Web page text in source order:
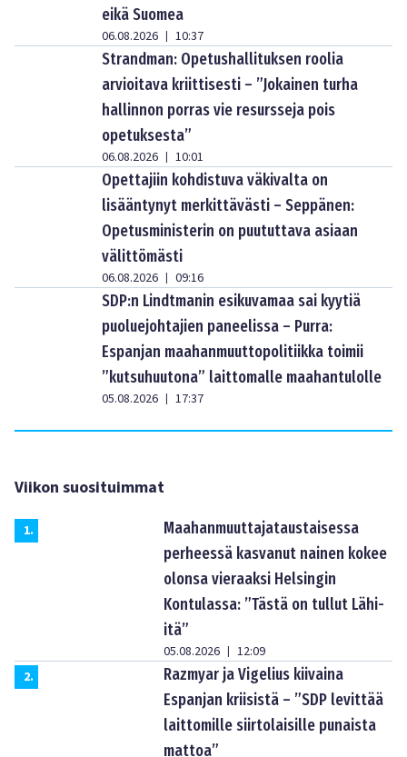
eikä Suomea
06.08.2026 | 10:37
Strandman: Opetushallituksen roolia
arvioitava kriittisesti – ”Jokainen turha
hallinnon porras vie resursseja pois
opetuksesta”
06.08.2026 | 10:01
Opettajiin kohdistuva väkivalta on
lisääntynyt merkittävästi – Seppänen:
Opetusministerin on puututtava asiaan
välittömästi
06.08.2026 | 09:16
SDP:n Lindtmanin esikuvamaa sai kyytiä
puoluejohtajien paneelissa – Purra:
Espanjan maahanmuuttopolitiikka toimii
”kutsuhuutona” laittomalle maahantulolle
05.08.2026 | 17:37
Viikon suosituimmat
1.
Maahanmuuttajataustaisessa
perheessä kasvanut nainen kokee
olonsa vieraaksi Helsingin
Kontulassa: ”Tästä on tullut Lähi-
itä”
05.08.2026 | 12:09
2.
Razmyar ja Vigelius kiivaina
Espanjan kriisistä – ”SDP levittää
laittomille siirtolaisille punaista
mattoa”